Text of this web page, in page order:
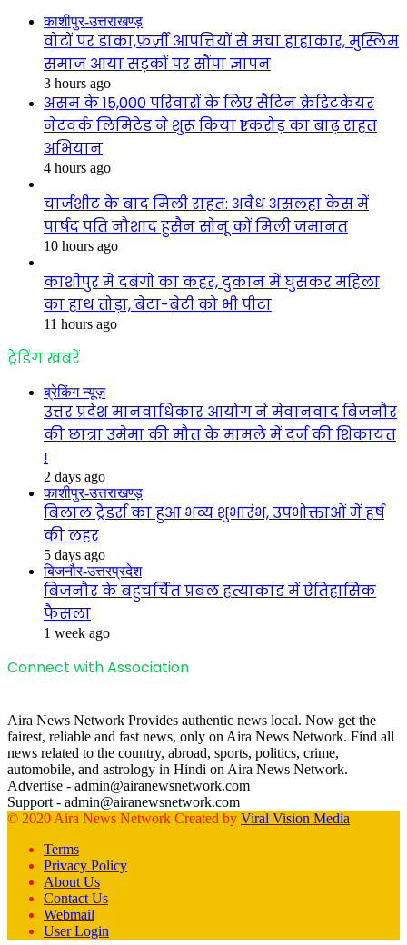
काशीपुर-उत्तराखण्ड़
वोटों पर डाका,फ़र्ज़ी आपत्तियों से मचा हाहाकार, मुस्लिम
समाज आया सड़कों पर सौंपा ज्ञापन
3 hours ago
असम के 15,000 परिवारों के लिए सैटिन क्रेडिटकेयर
नेटवर्क लिमिटेड ने शुरू किया ₹1 करोड़ का बाढ़ राहत
अभियान
4 hours ago
चार्जशीट के बाद मिली राहत: अवैध असलहा केस में
पार्षद पति नौशाद हुसैन सोनू कों मिली जमानत
10 hours ago
काशीपुर में दबंगों का कहर, दुकान में घुसकर महिला
का हाथ तोड़ा, बेटा-बेटी को भी पीटा
11 hours ago
ट्रेंडिंग खबरें
ब्रेकिंग न्यूज़
उत्तर प्रदेश मानवाधिकार आयोग ने मेवानवाद बिजनौर
की छात्रा उमेमा की मौत के मामले में दर्ज की शिकायत
!
2 days ago
काशीपुर-उत्तराखण्ड़
बिलाल ट्रेडर्स का हुआ भव्य शुभारंभ, उपभोक्ताओं में हर्ष
की लहर
5 days ago
बिजनौर-उत्तरप्रदेश
बिजनौर के बहुचर्चित प्रबल हत्याकांड में ऐतिहासिक
फैसला
1 week ago
Connect with Association
Aira News Network Provides authentic news local. Now get the
fairest, reliable and fast news, only on Aira News Network. Find all
news related to the country, abroad, sports, politics, crime,
automobile, and astrology in Hindi on Aira News Network.
Advertise - admin@airanewsnetwork.com
Support - admin@airanewsnetwork.com
© 2020 Aira News Network Created by Viral Vision Media
Terms
Privacy Policy
About Us
Contact Us
Webmail
User Login